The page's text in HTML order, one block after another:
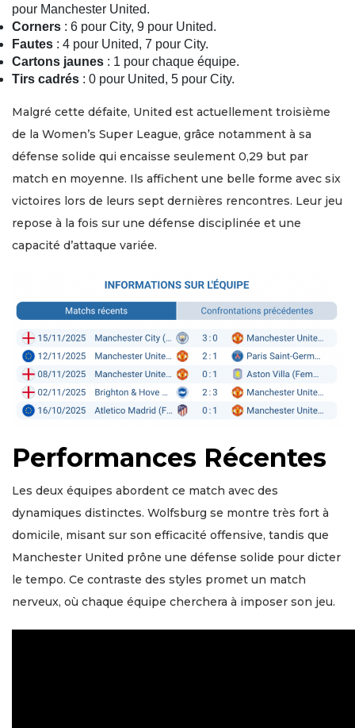
pour Manchester United.
Corners : 6 pour City, 9 pour United.
Fautes : 4 pour United, 7 pour City.
Cartons jaunes : 1 pour chaque équipe.
Tirs cadrés : 0 pour United, 5 pour City.
Malgré cette défaite, United est actuellement troisième
de la Women’s Super League, grâce notamment à sa
défense solide qui encaisse seulement 0,29 but par
match en moyenne. Ils affichent une belle forme avec six
victoires lors de leurs sept dernières rencontres. Leur jeu
repose à la fois sur une défense disciplinée et une
capacité d’attaque variée.
Performances Récentes
Les deux équipes abordent ce match avec des
dynamiques distinctes. Wolfsburg se montre très fort à
domicile, misant sur son efficacité offensive, tandis que
Manchester United prône une défense solide pour dicter
le tempo. Ce contraste des styles promet un match
nerveux, où chaque équipe cherchera à imposer son jeu.